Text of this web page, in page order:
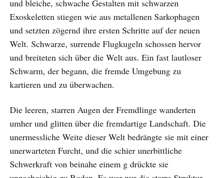
und bleiche, schwache Gestalten mit schwarzen
Exoskeletten stiegen wie aus metallenen Sarkophagen
und setzten zögernd ihre ersten Schritte auf der neuen
Welt. Schwarze, surrende Flugkugeln schossen hervor
und breiteten sich über die Welt aus. Ein fast lautloser
Schwarm, der begann, die fremde Umgebung zu
kartieren und zu überwachen.
Die leeren, starren Augen der Fremdlinge wanderten
umher und glitten über die fremdartige Landschaft. Die
unermessliche Weite dieser Welt bedrängte sie mit einer
unerwarteten Furcht, und die schier unerbittliche
Schwerkraft von beinahe einem g drückte sie